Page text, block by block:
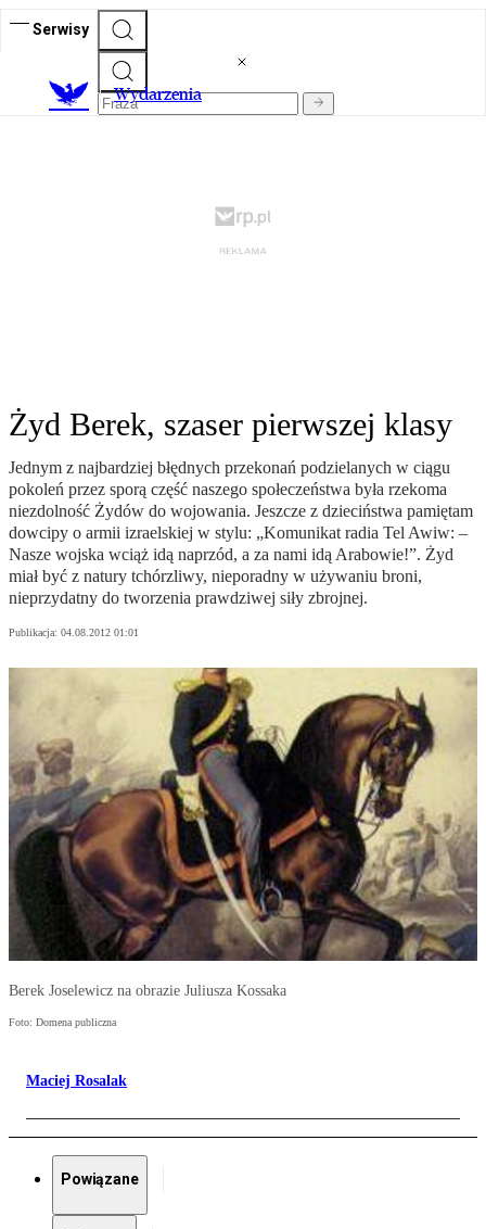
Serwisy
Wydarzenia
Żyd Berek, szaser pierwszej klasy
Jednym z najbardziej błędnych przekonań podzielanych w ciągu
pokoleń przez sporą część naszego społeczeństwa była rzekoma
niezdolność Żydów do wojowania. Jeszcze z dzieciństwa pamiętam
dowcipy o armii izraelskiej w stylu: „Komunikat radia Tel Awiw: –
Nasze wojska wciąż idą naprzód, a za nami idą Arabowie!”. Żyd
miał być z natury tchórzliwy, nieporadny w używaniu broni,
nieprzydatny do tworzenia prawdziwej siły zbrojnej.
Publikacja: 04.08.2012 01:01
Berek Joselewicz na obrazie Juliusza Kossaka
Foto: Domena publiczna
Maciej Rosalak
Powiązane